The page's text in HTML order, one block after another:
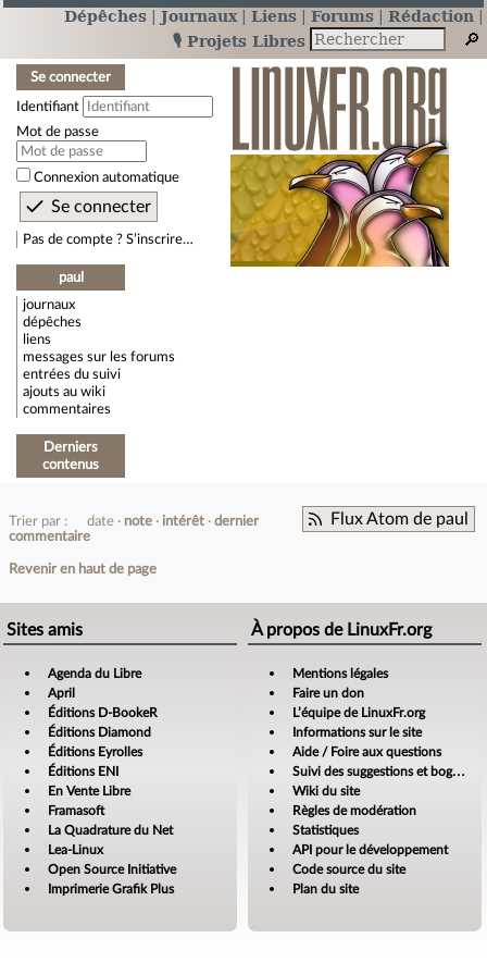
Dépêches Journaux Liens Forums
Rédaction
🎙️ Projets Libres
Se connecter
Identifiant
Mot de passe
Connexion automatique
Pas de compte ? S’inscrire…
paul
journaux
dépêches
liens
messages sur les forums
entrées du suivi
ajouts au wiki
commentaires
Derniers
contenus
Flux Atom de paul
Trier par : date note intérêt
dernier
commentaire
Revenir en haut de page
Sites amis
Agenda du Libre
April
Éditions D-BookeR
Éditions Diamond
Éditions Eyrolles
Éditions ENI
En Vente Libre
Framasoft
La Quadrature du Net
Lea-Linux
Open Source Initiative
Imprimerie Grafik Plus
À propos de LinuxFr.org
Mentions légales
Faire un don
L’équipe de LinuxFr.org
Informations sur le site
Aide / Foire aux questions
Suivi des suggestions et bogues
Wiki du site
Règles de modération
Statistiques
API pour le développement
Code source du site
Plan du site